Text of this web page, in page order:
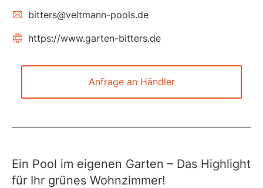
bitters@veltmann-pools.de
https://www.garten-bitters.de
Anfrage an Händler
Ein Pool im eigenen Garten – Das Highlight
für Ihr grünes Wohnzimmer!